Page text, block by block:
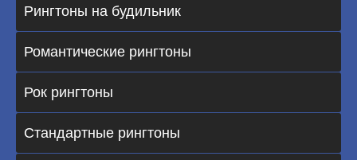
Рингтоны на будильник
Романтические рингтоны
Рок рингтоны
Стандартные рингтоны